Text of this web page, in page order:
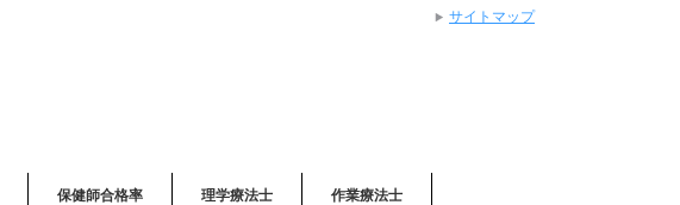
保健師合格率 理学療法士 作業療法士
サイトマップ